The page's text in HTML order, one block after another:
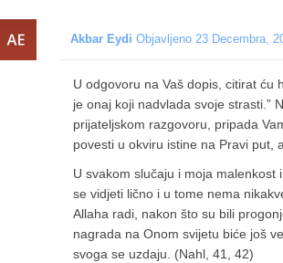
Akbar Eydi Objavljeno 23 Decembra,
U odgovoru na Vaš dopis, citirat ću
je onaj koji nadvlada svoje strasti.”
prijateljskom razgovoru, pripada
povesti u okviru istine na Pravi put,
U svakom slučaju i moja
se vidjeti lično i u tome nema
Allaha radi, nakon što su bili
nagrada na Onom svijetu biće još
svoga se uzdaju. (Nahl, 41, 42)